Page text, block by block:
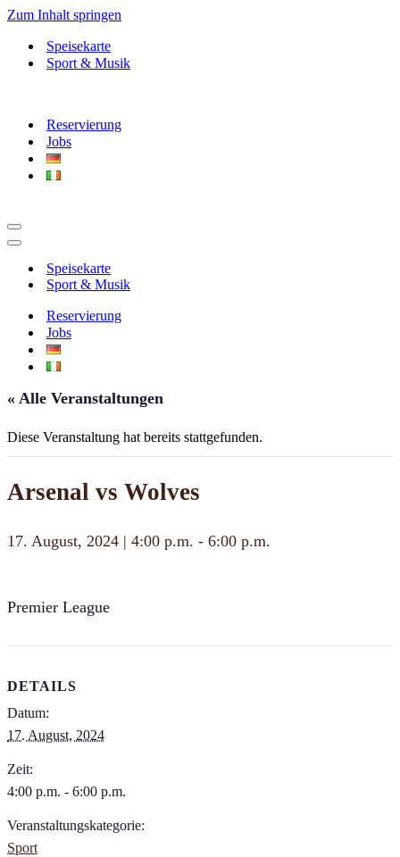
Zum Inhalt springen
Speisekarte
Sport & Musik
Reservierung
Jobs
Navigationsmenü
Navigationsmenü
Speisekarte
Sport & Musik
Reservierung
Jobs
« Alle Veranstaltungen
Diese Veranstaltung hat bereits stattgefunden.
Arsenal vs Wolves
17. August, 2024 | 4:00 p.m. - 6:00 p.m.
Premier League
DETAILS
Datum:
17. August, 2024
Zeit:
4:00 p.m. - 6:00 p.m.
Veranstaltungskategorie:
Sport